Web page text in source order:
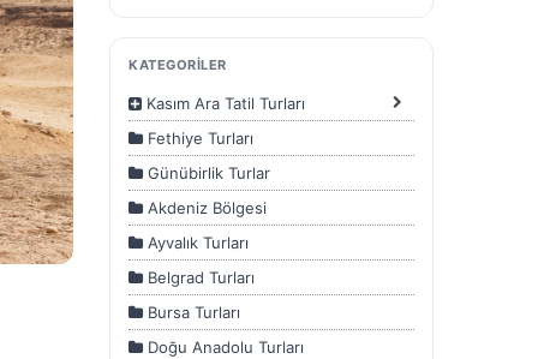
Lezzetin Buluşması
Fethiye
KATEGORİLER
Kasım Ara Tatil Turları
Fethiye Turları
Günübirlik Turlar
Akdeniz Bölgesi
Ayvalık Turları
Belgrad Turları
Bursa Turları
Doğu Anadolu Turları